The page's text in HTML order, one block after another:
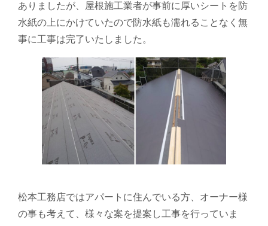
ありましたが、屋根施工業者が事前に厚いシートを防
水紙の上にかけていたので防水紙も濡れることなく無
事に工事は完了いたしました。
松本工務店ではアパートに住んでいる方、オーナー様
の事も考えて、様々な案を提案し工事を行っていま